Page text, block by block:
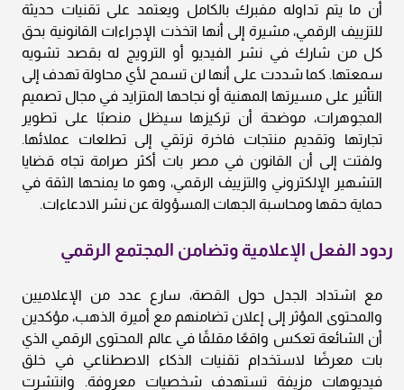
أن ما يتم تداوله مفبرك بالكامل ويعتمد على تقنيات حديثة
للتزييف الرقمي، مشيرة إلى أنها اتخذت الإجراءات القانونية بحق
كل من شارك في نشر الفيديو أو الترويج له بقصد تشويه
سمعتها. كما شددت على أنها لن تسمح لأي محاولة تهدف إلى
التأثير على مسيرتها المهنية أو نجاحها المتزايد في مجال تصميم
المجوهرات، موضحة أن تركيزها سيظل منصبًا على تطوير
تجارتها وتقديم منتجات فاخرة ترتقي إلى تطلعات عملائها.
ولفتت إلى أن القانون في مصر بات أكثر صرامة تجاه قضايا
التشهير الإلكتروني والتزييف الرقمي، وهو ما يمنحها الثقة في
حماية حقها ومحاسبة الجهات المسؤولة عن نشر الادعاءات.
ردود الفعل الإعلامية وتضامن المجتمع الرقمي
مع اشتداد الجدل حول القصة، سارع عدد من الإعلاميين
والمحتوى المؤثر إلى إعلان تضامنهم مع أميرة الذهب، مؤكدين
أن الشائعة تعكس واقعًا مقلقًا في عالم المحتوى الرقمي الذي
بات معرضًا لاستخدام تقنيات الذكاء الاصطناعي في خلق
فيديوهات مزيفة تستهدف شخصيات معروفة. وانتشرت